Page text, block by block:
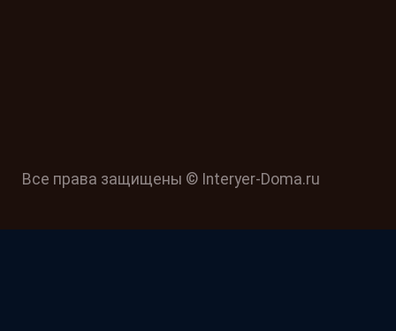
Все права защищены © Interyer-Doma.ru